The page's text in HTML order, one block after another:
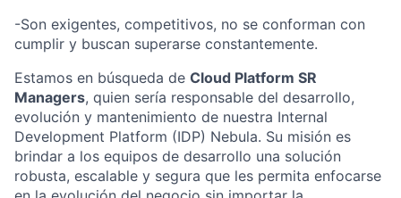
-Son exigentes, competitivos, no se conforman con
cumplir y buscan superarse constantemente.
Estamos en búsqueda de Cloud Platform SR
Managers, quien sería responsable del desarrollo,
evolución y mantenimiento de nuestra Internal
Development Platform (IDP) Nebula. Su misión es
brindar a los equipos de desarrollo una solución
robusta, escalable y segura que les permita enfocarse